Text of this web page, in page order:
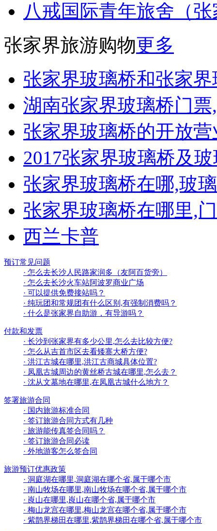
八戒国际青年旅舍（
张家界旅游购物更多
张家界玻璃桥和张家
湖南张家界玻璃桥门
张家界玻璃桥的开放
2017张家界玻璃桥及
张家界玻璃桥在哪,玻
张家界玻璃桥在哪里,
西兰卡普
预订常见问题
· 怎么去长沙人民路家润多（友阿百货旁）
· 怎么去长沙火车站阿波罗商业广场
· 可以提供免费接站吗？
· 纯玩团和常规团有什么区别,有强制消费吗？
· 什么是张家界自助游，有导游吗？
付款和发票
· 长沙到张家界有多少公里,怎么去比较方便?
· 怎么从吉首市区去看矮寨大桥方便?
· 洪江古城在哪里,洪江古商城具体位置?
· 凤凰古城周边的黄丝桥古城在哪里,怎么去？
· 沈从文墓地在哪里,在凤凰古城什么地方？
签署旅游合同
· 国内旅游标准合同
· 签订旅游合同方式有几种
· 旅游能传真签合同吗？
· 签订旅游合同必读
· 外地游客怎么签合同
旅游预订优惠政策
· 洞庭湖在哪里,洞庭湖在哪个省,属于哪个市
· 南山牧场在哪里,南山牧场在哪个省,属于哪个市
· 崀山在哪里,崀山在哪个省,属于哪个市
· 梅山龙宫在哪里,梅山龙宫在哪个省,属于哪个市
· 紫鹊界梯田在哪里,紫鹊界梯田在哪个省,属于哪个市